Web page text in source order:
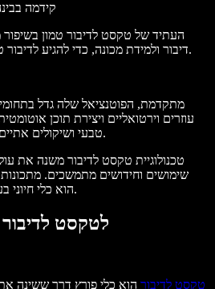
קידמה
העתיד של טקסט לדיבור טמון בשיפור
דיבור ולמידת מכונה, כדי להגיע לדיבור טבעי, מדויק ומבוטא עוד יותר.
עוזרים וירטואליים ויצירת תוכן
טבעי ושיקולים אתיים עדיין עומדים במרכז הפיתוח.
טכנולוגיית טקסט לדיבור משנה את
שימושים וחידושים מתמשכים.
מתקדמת, TTS הוא כלי חיוני בעידן הדיגיטלי.
נסו את Speechify לטקסט לדיבור
טקסט לדיבור הוא כלי פורץ דרך ששינה